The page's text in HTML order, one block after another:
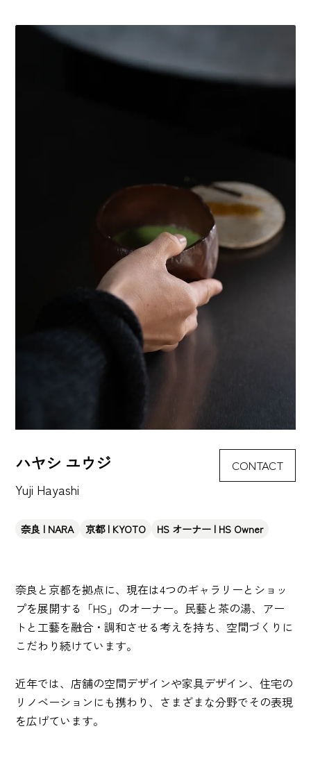
ハヤシ ユウジ
Yuji Hayashi
奈良 | NARA 京都 | KYOTO HS オーナー | HS Owner
奈良と京都を拠点に、現在は4つのギャラリーとショッ
プを展開する「HS」のオーナー。民藝と茶の湯、アー
トと工藝を融合・調和させる考えを持ち、空間づくりに
こだわり続けています。
近年では、店舗の空間デザインや家具デザイン、住宅の
リノベーションにも携わり、さまざまな分野でその表現
を広げています。
CONTACT